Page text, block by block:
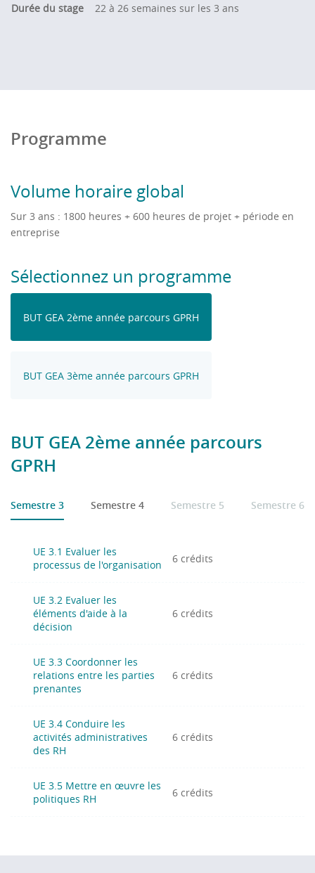
Durée du stage
22 à 26 semaines sur les 3 ans
Programme
Volume horaire global
Sur 3 ans : 1800 heures + 600 heures de projet + période en
entreprise
Sélectionnez un programme
BUT GEA 2ème année parcours GPRH
BUT GEA 3ème année parcours GPRH
BUT GEA 2ème année parcours
GPRH
Semestre 3 Semestre 4 Semestre 5 Semestre 6
UE 3.1 Evaluer les
processus de l'organisation
6 crédits
UE 3.2 Evaluer les
éléments d'aide à la
décision
6 crédits
UE 3.3 Coordonner les
relations entre les parties
prenantes
6 crédits
UE 3.4 Conduire les
activités administratives
des RH
6 crédits
UE 3.5 Mettre en œuvre les
politiques RH
6 crédits